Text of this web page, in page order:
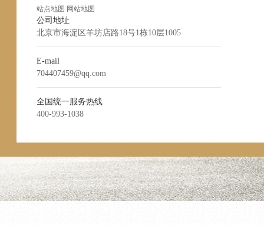
站点地图 网站地图
公司地址
北京市海淀区羊坊店路18号1栋10层1005
E-mail
704407459@qq.com
全国统一服务热线
400-993-1038